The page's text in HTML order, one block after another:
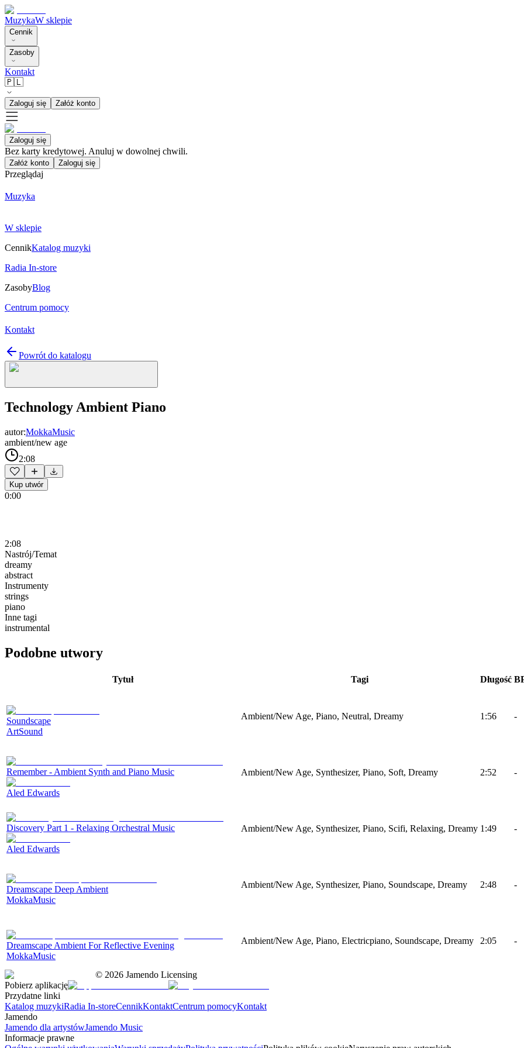
MuzykaW sklepie
Cennik
Zasoby
Kontakt
🇵🇱
Zaloguj się Załóż konto
Zaloguj się
Bez karty kredytowej. Anuluj w dowolnej chwili.
Załóż konto Zaloguj się
Przeglądaj
Muzyka
W sklepie
CennikKatalog muzyki
Radia In-store
ZasobyBlog
Centrum pomocy
Kontakt
Powrót do katalogu
Technology Ambient Piano
autor:MokkaMusic
ambient/new age
2:08
Kup utwór
0:00
2:08
Nastrój/Temat
dreamy
abstract
Instrumenty
strings
piano
Inne tagi
instrumental
Podobne utwory
Tytuł Tagi Długość
Soundscape
ArtSound
Ambient/New Age, Piano, Neutral, Dreamy 1:56 -
Remember - Ambient Synth and Piano Music
Aled Edwards
Ambient/New Age, Synthesizer, Piano, Soft, Dreamy 2:52 -
Discovery Part 1 - Relaxing Orchestral Music
Aled Edwards
Ambient/New Age, Synthesizer, Piano, Scifi, Relaxing, Dreamy 1:49 -
Dreamscape Deep Ambient
MokkaMusic
Ambient/New Age, Synthesizer, Piano, Soundscape, Dreamy 2:48 -
Dreamscape Ambient For Reflective Evening
MokkaMusic
Ambient/New Age, Piano, Electricpiano, Soundscape, Dreamy 2:05 -
© 2026 Jamendo Licensing
Pobierz aplikację
Przydatne linki
Katalog muzykiRadia In-storeCennikKontaktCentrum pomocyKontakt
Jamendo
Jamendo dla artystówJamendo Music
Informacje prawne